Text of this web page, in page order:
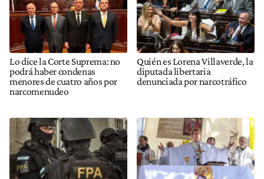
Lo dice la Corte Suprema: no
podrá haber condenas
menores de cuatro años por
narcomenudeo
Quién es Lorena Villaverde, la
diputada libertaria
denunciada por narcotráfico